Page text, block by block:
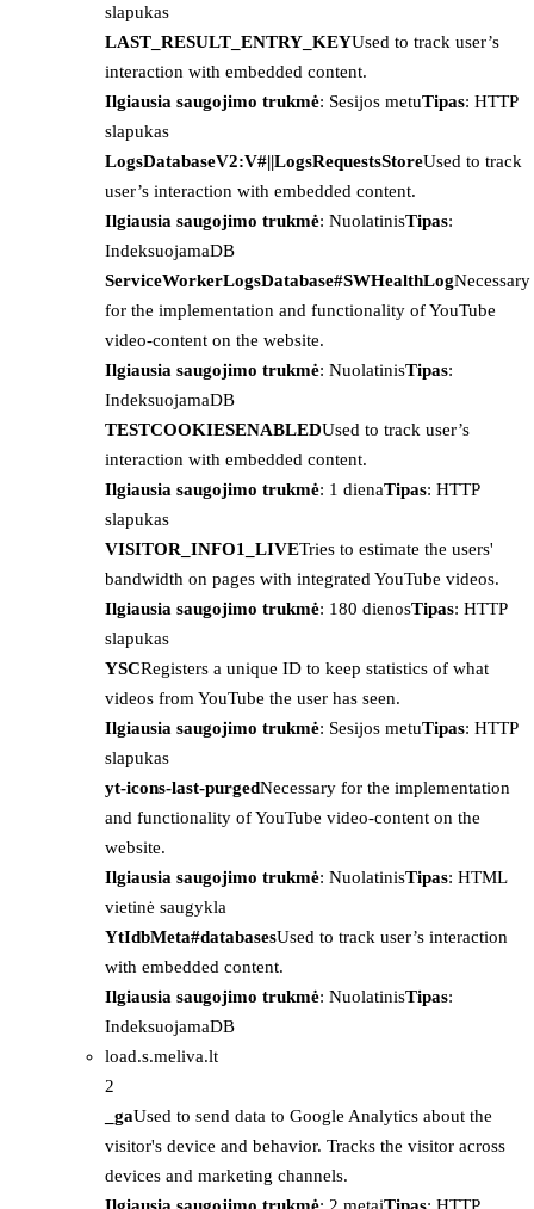
slapukas
LAST_RESULT_ENTRY_KEYUsed to track user’s
interaction with embedded content.
Ilgiausia saugojimo trukmė: Sesijos metuTipas: HTTP
slapukas
LogsDatabaseV2:V#||LogsRequestsStoreUsed to track
user’s interaction with embedded content.
Ilgiausia saugojimo trukmė: NuolatinisTipas:
IndeksuojamaDB
ServiceWorkerLogsDatabase#SWHealthLogNecessary
for the implementation and functionality of YouTube
video-content on the website.
Ilgiausia saugojimo trukmė: NuolatinisTipas:
IndeksuojamaDB
TESTCOOKIESENABLEDUsed to track user’s
interaction with embedded content.
Ilgiausia saugojimo trukmė: 1 dienaTipas: HTTP
slapukas
VISITOR_INFO1_LIVETries to estimate the users'
bandwidth on pages with integrated YouTube videos.
Ilgiausia saugojimo trukmė: 180 dienosTipas: HTTP
slapukas
YSCRegisters a unique ID to keep statistics of what
videos from YouTube the user has seen.
Ilgiausia saugojimo trukmė: Sesijos metuTipas: HTTP
slapukas
yt-icons-last-purgedNecessary for the implementation
and functionality of YouTube video-content on the
website.
Ilgiausia saugojimo trukmė: NuolatinisTipas: HTML
vietinė saugykla
YtIdbMeta#databasesUsed to track user’s interaction
with embedded content.
Ilgiausia saugojimo trukmė: NuolatinisTipas:
IndeksuojamaDB
load.s.meliva.lt
2
_gaUsed to send data to Google Analytics about the
visitor's device and behavior. Tracks the visitor across
devices and marketing channels.
Ilgiausia saugojimo trukmė: 2 metaiTipas: HTTP